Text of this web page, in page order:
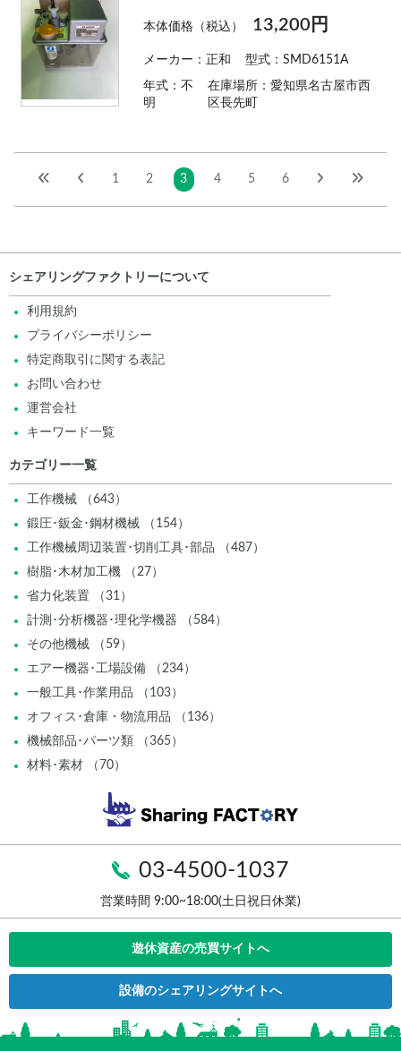
本体価格（税込） 13,200円
メーカー：正和 型式：SMD6151A
年式：不
明
在庫場所：愛知県名古屋市西
区長先町
1 2 3 4 5 6
03-4500-1037
営業時間 9:00~18:00(土日祝日休業)
遊休資産の売買サイトへ
設備のシェアリングサイトへ
シェアリングファクトリーについて
利用規約
プライバシーポリシー
特定商取引に関する表記
お問い合わせ
運営会社
キーワード一覧
カテゴリー一覧
工作機械 （643）
鍛圧･鈑金･鋼材機械 （154）
工作機械周辺装置･切削工具･部品 （487）
樹脂･木材加工機 （27）
省力化装置 （31）
計測･分析機器･理化学機器 （584）
その他機械 （59）
エアー機器･工場設備 （234）
一般工具･作業用品 （103）
オフィス･倉庫・物流用品 （136）
機械部品･パーツ類 （365）
材料･素材 （70）